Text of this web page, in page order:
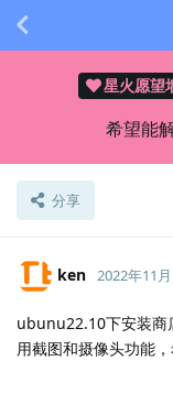
星火愿
希望能
分享
ken 2022年11
ubunu22.10下安装商
用截图和摄像头功能，